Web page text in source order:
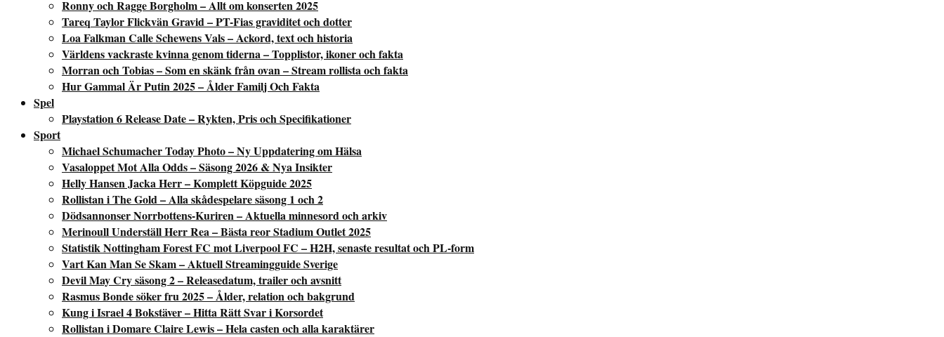
Ronny och Ragge Borgholm – Allt om konserten 2025
Tareq Taylor Flickvän Gravid – PT-Fias graviditet och dotter
Loa Falkman Calle Schewens Vals – Ackord, text och historia
Världens vackraste kvinna genom tiderna – Topplistor, ikoner och fakta
Morran och Tobias – Som en skänk från ovan – Stream rollista och fakta
Hur Gammal Är Putin 2025 – Ålder Familj Och Fakta
Spel
Playstation 6 Release Date – Rykten, Pris och Specifikationer
Sport
Michael Schumacher Today Photo – Ny Uppdatering om Hälsa
Vasaloppet Mot Alla Odds – Säsong 2026 & Nya Insikter
Helly Hansen Jacka Herr – Komplett Köpguide 2025
Rollistan i The Gold – Alla skådespelare säsong 1 och 2
Dödsannonser Norrbottens-Kuriren – Aktuella minnesord och arkiv
Merinoull Underställ Herr Rea – Bästa reor Stadium Outlet 2025
Statistik Nottingham Forest FC mot Liverpool FC – H2H, senaste resultat och PL-form
Vart Kan Man Se Skam – Aktuell Streamingguide Sverige
Devil May Cry säsong 2 – Releasedatum, trailer och avsnitt
Rasmus Bonde söker fru 2025 – Ålder, relation och bakgrund
Kung i Israel 4 Bokstäver – Hitta Rätt Svar i Korsordet
Rollistan i Domare Claire Lewis – Hela casten och alla karaktärer